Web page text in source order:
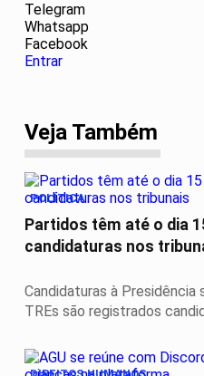
Telegram
Whatsapp
Facebook
Entrar
Veja Também
POLÍTICA
Partidos têm até o dia
candidaturas nos
Candidaturas à Presidência
TREs são registrados